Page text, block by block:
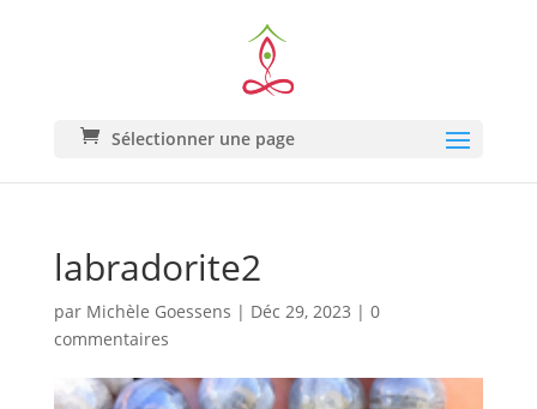
Sélectionner une page
labradorite2
par Michèle Goessens | Déc 29, 2023 | 0
commentaires